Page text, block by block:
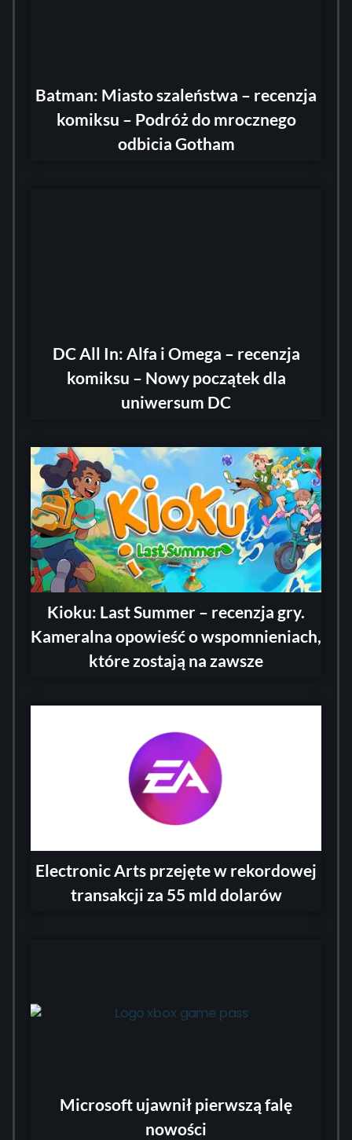
Batman: Miasto szaleństwa – recenzja
komiksu – Podróż do mrocznego
odbicia Gotham
DC All In: Alfa i Omega – recenzja
komiksu – Nowy początek dla
uniwersum DC
Kioku: Last Summer – recenzja gry.
Kameralna opowieść o wspomnieniach,
które zostają na zawsze
Electronic Arts przejęte w rekordowej
transakcji za 55 mld dolarów
Microsoft ujawnił pierwszą falę
nowości